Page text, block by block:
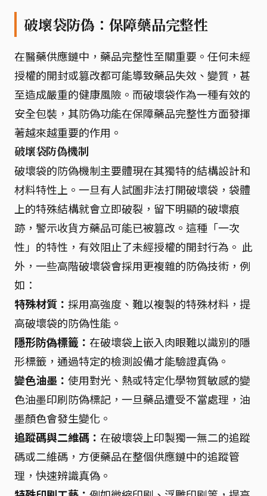
破壞袋防偽：保障藥品完整性
在醫藥供應鏈中，藥品完整性至關重要。任何未經
授權的開封或篡改都可能導致藥品失效、變質，甚
至造成嚴重的健康風險。而破壞袋作為一種有效的
安全包裝，其防偽功能在保障藥品完整性方面發揮
著越來越重要的作用。
破壞袋防偽機制
破壞袋的防偽機制主要體現在其獨特的結構設計和
材料特性上。一旦有人試圖非法打開破壞袋，袋體
上的特殊結構就會立即破裂，留下明顯的破壞痕
跡，警示收貨方藥品可能已被篡改。這種「一次
性」的特性，有效阻止了未經授權的開封行為。 此
外，一些高階破壞袋會採用更複雜的防偽技術，例
如：
特殊材質： 採用高強度、難以複製的特殊材料，提
高破壞袋的防偽性能。
隱形防偽標籤： 在破壞袋上嵌入肉眼難以識別的隱
形標籤，通過特定的檢測設備才能驗證真偽。
變色油墨： 使用對光、熱或特定化學物質敏感的變
色油墨印刷防偽標記，一旦藥品遭受不當處理，油
墨顏色會發生變化。
追蹤碼與二維碼： 在破壞袋上印製獨一無二的追蹤
碼或二維碼，方便藥品在整個供應鏈中的追蹤管
理，快速辨識真偽。